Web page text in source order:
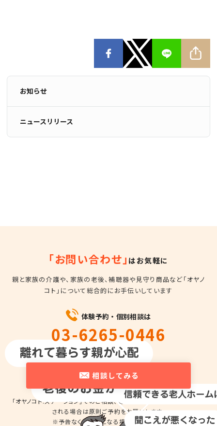
お知らせ
ニュースリリース
「お問い合わせ」 はお気軽に
親と家族の介護や、家族の老後、補聴器や見守り商品など「オヤノ
コト」について総合的にお手伝いしています
体験予約・個別相談は
03-6265-0446
平日10時～18時
相談してみる
「オヤノコト.ステーション」でのご相談、商品のお試しのため来店を希望
される場合は原則ご予約をお願いします。
※予告なくお休みとなる場合があります。